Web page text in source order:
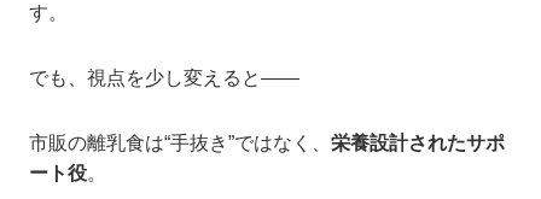
す。
でも、視点を少し変えると――
市販の離乳食は“手抜き”ではなく、 栄養設計されたサポ
ート役。